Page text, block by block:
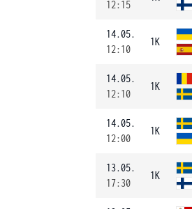
12:15
14.05.
12:10
1K
14.05.
12:10
1K
14.05.
12:00
1K
13.05.
17:30
1K